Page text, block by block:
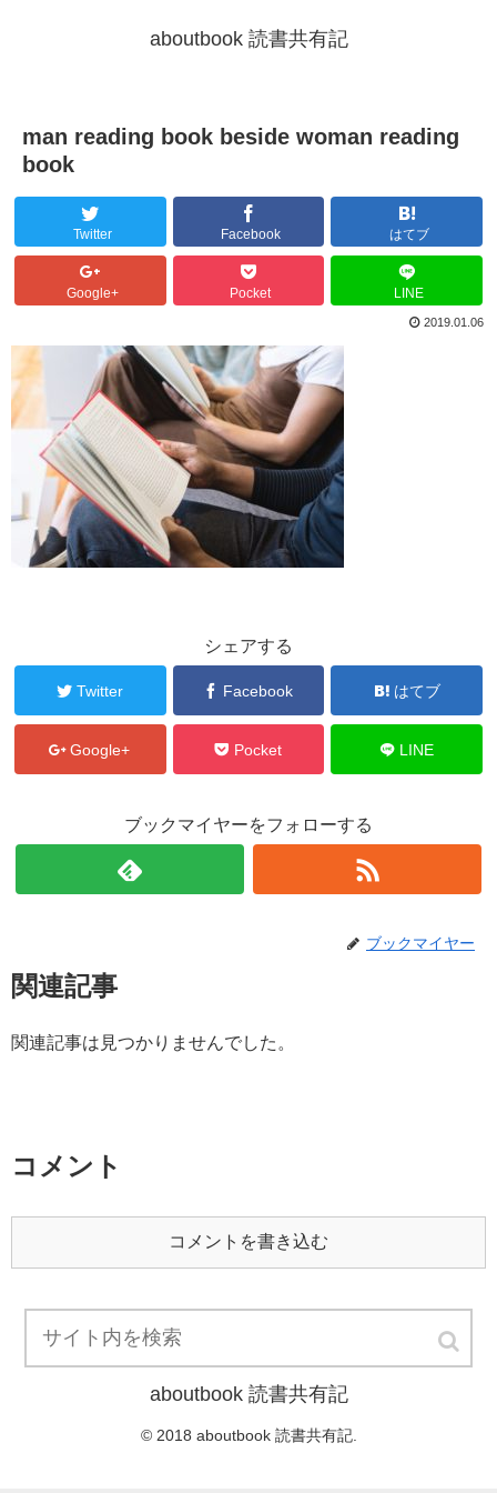
aboutbook 読書共有記
man reading book beside woman reading
book
Twitter Facebook はてブ
Google+ Pocket LINE
2019.01.06
シェアする
Twitter Facebook はてブ
Google+ Pocket LINE
ブックマイヤーをフォローする
ブックマイヤー
関連記事
関連記事は見つかりませんでした。
コメント
コメントを書き込む
aboutbook 読書共有記
© 2018 aboutbook 読書共有記.